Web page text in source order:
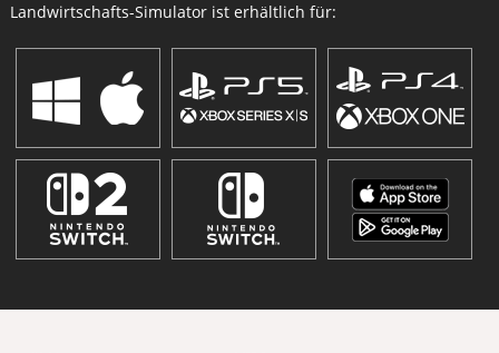
Landwirtschafts-Simulator ist erhältlich für: